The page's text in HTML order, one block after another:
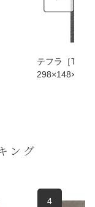
テフラ［TPR
ング
4